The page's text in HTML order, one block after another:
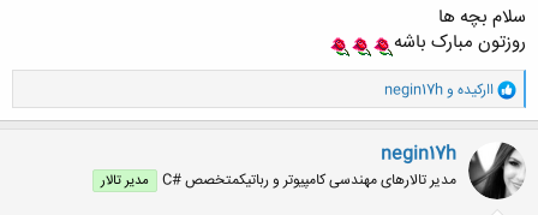
سلام بچه ها
روزتون مبارک باشه
و
ا
ک
ش
ه
ا
اارکیده و negin17h
negin17h
مدیر تالارهای مهندسی کامپیوتر و رباتیکمتخصص #C مدیر تالار